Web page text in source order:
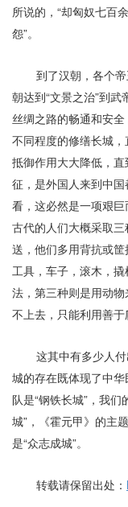
所说的，“却匈奴七百
怨”。
到了汉朝，各个
朝达到“文景之治”到
丝绸之路的畅通和安
不同程度的修缮长城
抵御作用大大降低，
征，是外国人来到中国
看，这必然是一项艰巨
古代的人们大概采取
送，他们多用背抗或
工具，车子，滚木，
法，第三种则是用动
不上去，只能利用善于
这其中有多少人
城的存在既体现了中
队是“钢铁长城”，我
城”，《霍元甲》的主
是“众志成城”。
转载请保留出处：